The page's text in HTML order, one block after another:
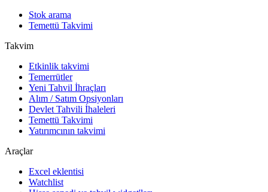
Stok arama
Temettü Takvimi
Takvim
Etkinlik takvimi
Temerrütler
Yeni Tahvil İhraçları
Alım / Satım Opsiyonları
Devlet Tahvili İhaleleri
Temettü Takvimi
Yatırımcının takvimi
Araçlar
Excel eklentisi
Watchlist